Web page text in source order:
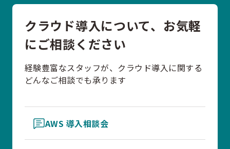
クラウド導入について、お気軽
にご相談ください
経験豊富なスタッフが、クラウド導入に関する
どんなご相談でも承ります
AWS 導入相談会